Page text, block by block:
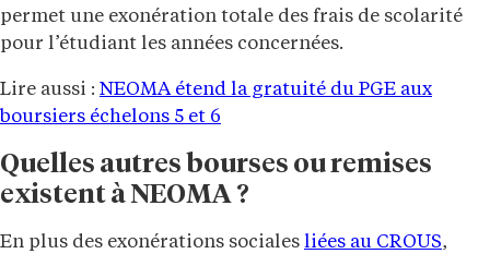
permet une exonération totale des frais de scolarité
pour l’étudiant les années concernées.
Lire aussi : NEOMA étend la gratuité du PGE aux
boursiers échelons 5 et 6
Quelles autres bourses ou remises
existent à NEOMA ?
En plus des exonérations sociales liées au CROUS,